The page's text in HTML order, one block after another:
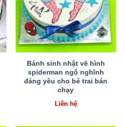
Bánh sinh nhật vẽ hình
spiderman ngộ nghĩnh
đáng yêu cho bé trai bán
chạy
Liên hệ